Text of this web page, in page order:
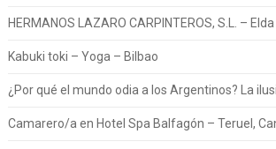
HERMANOS LAZARO CARPINTEROS, S.L. – Elda
Kabuki toki – Yoga – Bilbao
¿Por qué el mundo odia a los Argentinos? La
Camarero/a en Hotel Spa Balfagón – Teruel,